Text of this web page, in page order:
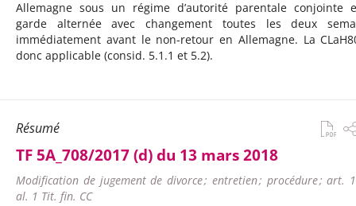
Allemagne sous un régime d’autorité parentale conjointe
garde alternée avec changement toutes les deux
immédiatement avant le non-retour en Allemagne. La
donc applicable (consid. 5.1.1 et 5.2).
Résumé
TF 5A_708/2017 (d) du 13 mars 2018
Modification de jugement de divorce ; entretien ; procédure ; art.
al. 1 Tit. fin. CC